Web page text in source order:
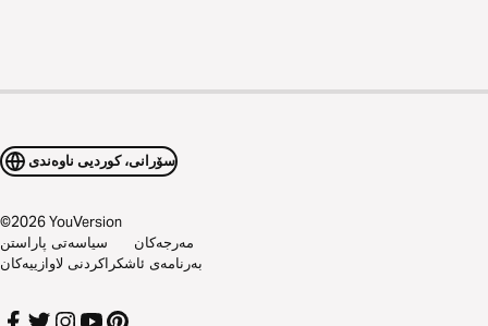
سۆرانی، کوردیی ناوەندی
©2026YouVersion
سیاسەتی پاراستن
مەرجەکان
بەرنامەی ئاشکراکردنی لاوازییەکان